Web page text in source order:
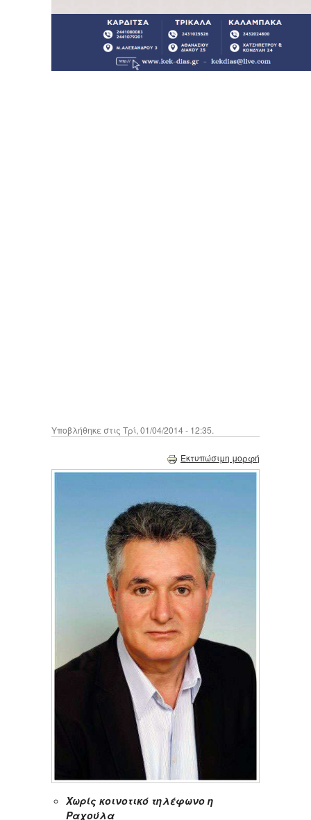
Υποβλήθηκε στις Τρί, 01/04/2014 - 12:35.
Εκτυπώσιμη μορφή
Χωρίς κοινοτικό τηλέφωνο η
Ραχούλα